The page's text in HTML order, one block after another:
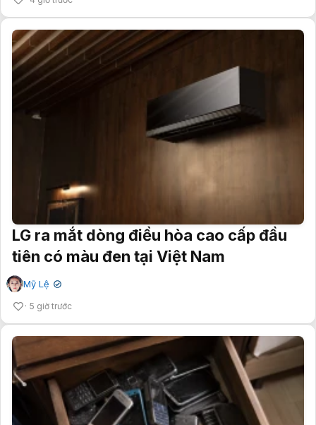
LG ra mắt dòng điều hòa cao cấp đầu
tiên có màu đen tại Việt Nam
Mỹ Lệ ✔
5 giờ trước